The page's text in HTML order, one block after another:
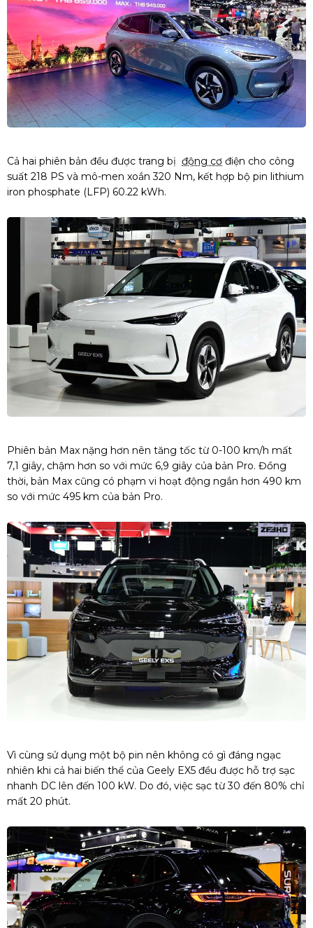
Cả hai phiên bản đều được trang bị động cơ điện cho công
suất 218 PS và mô-men xoắn 320 Nm, kết hợp bộ pin lithium
iron phosphate (LFP) 60.22 kWh.
Phiên bản Max nặng hơn nên tăng tốc từ 0-100 km/h mất
7,1 giây, chậm hơn so với mức 6,9 giây của bản Pro. Đồng
thời, bản Max cũng có phạm vi hoạt động ngắn hơn 490 km
so với mức 495 km của bản Pro.
Vì cùng sử dụng một bộ pin nên không có gì đáng ngạc
nhiên khi cả hai biến thể của Geely EX5 đều được hỗ trợ sạc
nhanh DC lên đến 100 kW. Do đó, việc sạc từ 30 đến 80% chỉ
mất 20 phút.